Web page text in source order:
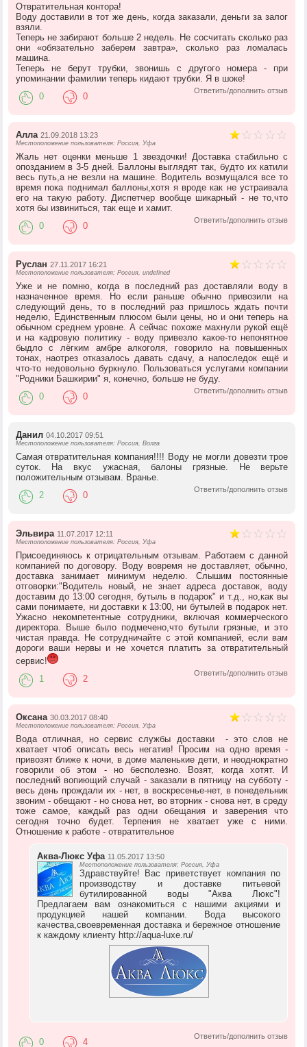
Отвратительная контора!
Воду доставили в тот же день, когда заказали, деньги за залог
взяли.
Теперь не забирают больше 2 недель. Не сосчитать сколько раз
они «обязательно заберем завтра», сколько раз ломалась
машина.
Теперь не берут трубки, звонишь с другого номера - при
упоминании фамилии теперь кидают трубки. Я в шоке!
Ответить/дополнить отзыв
0 0
Алла 21.09.2018 13:23
Местоположение пользователя: Россия, Уфа
Жаль нет оценки меньше 1 звездочки! Доставка стабильно с
опозданием в 3-5 дней. Баллоны выглядят так, будто их катили
весь путь,а не везли на машине. Водитель возмущался все то
время пока поднимал баллоны,хотя я вроде как не устраивала
его на такую работу. Диспетчер вообще шикарный - не то,что
хотя бы извиниться, так еще и хамит.
Ответить/дополнить отзыв
0 0
Руслан 27.11.2017 16:21
Местоположение пользователя: Россия, undefined
Уже и не помню, когда в последний раз доставляли воду в
назначенное время. Но если раньше обычно привозили на
следующий день, то в последний раз пришлось ждать почти
неделю, Единственным плюсом были цены, но и они теперь на
обычном среднем уровне. А сейчас похоже махнули рукой ещё
и на кадровую политику - воду привезло какое-то непонятное
быдло с лёгким амбре алкоголя, говорило на повышенных
тонах, наотрез отказалось давать сдачу, а напоследок ещё и
что-то недовольно буркнуло. Пользоваться услугами компании
"Родники Башкирии" я, конечно, больше не буду.
Ответить/дополнить отзыв
0 0
Данил 04.10.2017 09:51
Местоположение пользователя: Россия, Волга
Самая отвратительная компания!!!! Воду не могли довезти трое
суток. На вкус ужасная, балоны грязные. Не верьте
положительным отзывам. Вранье.
Ответить/дополнить отзыв
2 0
Эльвира 11.07.2017 12:11
Местоположение пользователя: Россия, Уфа
Присоединяюсь к отрицательным отзывам. Работаем с данной
компанией по договору. Воду вовремя не доставляет, обычно,
доставка занимает минимум неделю. Слышим постоянные
отговорки:"Водитель новый, не знает адреса доставок, воду
доставим до 13:00 сегодня, бутыль в подарок" и т.д., но,как вы
сами понимаете, ни доставки к 13:00, ни бутылей в подарок нет.
Ужасно некомпетентные сотрудники, включая коммерческого
директора. Выше было подмечено,что бутыли грязные, и это
чистая правда. Не сотрудничайте с этой компанией, если вам
дороги ваши нервы и не хочется платить за отвратительный
сервис!
Ответить/дополнить отзыв
1 2
Оксана 30.03.2017 08:40
Местоположение пользователя: Россия, Уфа
Вода отличная, но сервис службы доставки - это слов не
хватает чтоб описать весь негатив! Просим на одно время -
привозят ближе к ночи, в доме маленькие дети, и неоднократно
говорили об этом - но бесполезно. Возят, когда хотят. И
последний вопиющий случай - заказали в пятницу на субботу -
весь день прождали их - нет, в воскресенье-нет, в понедельник
звоним - обещают - но снова нет, во вторник - снова нет, в среду
тоже самое, каждый раз одни обещания и заверения что
сегодня точно будет. Терпения не хватает уже с ними.
Отношение к работе - отвратительное
Аква-Люкс Уфа 11.05.2017 13:50
Местоположение пользователя: Россия, Уфа
Здравствуйте! Вас приветствует компания по
производству и доставке питьевой
бутилированной воды "Аква Люкс"!
Предлагаем вам ознакомиться с нашими акциями и
продукцией нашей компании. Вода высокого
качества,своевременная доставка и бережное отношение
к каждому клиенту http://aqua-luxe.ru/
Ответить/дополнить отзыв
0 4